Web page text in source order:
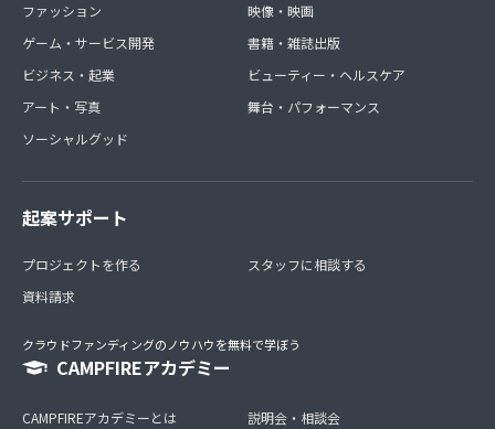
ファッション
ゲーム・サービス開発
ビジネス・起業
アート・写真
ソーシャルグッド
映像・映画
書籍・雑誌出版
ビューティー・ヘルスケア
舞台・パフォーマンス
起案サポート
プロジェクトを作る
資料請求
スタッフに相談する
クラウドファンディングのノウハウを無料で学ぼう
CAMPFIREアカデミー
CAMPFIREアカデミーとは
説明会・相談会